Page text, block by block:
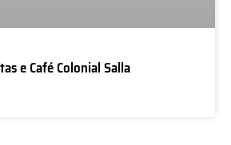
e Café Colonial Salla